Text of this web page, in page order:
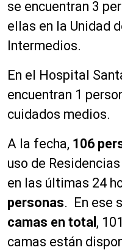
se encuentran 3
ellas en la Unidad
Intermedios.
En el Hospital
encuentran 1
cuidados medios.
A la fecha, 106
uso de
en las últimas 24
personas. En ese
camas en total ,
camas están